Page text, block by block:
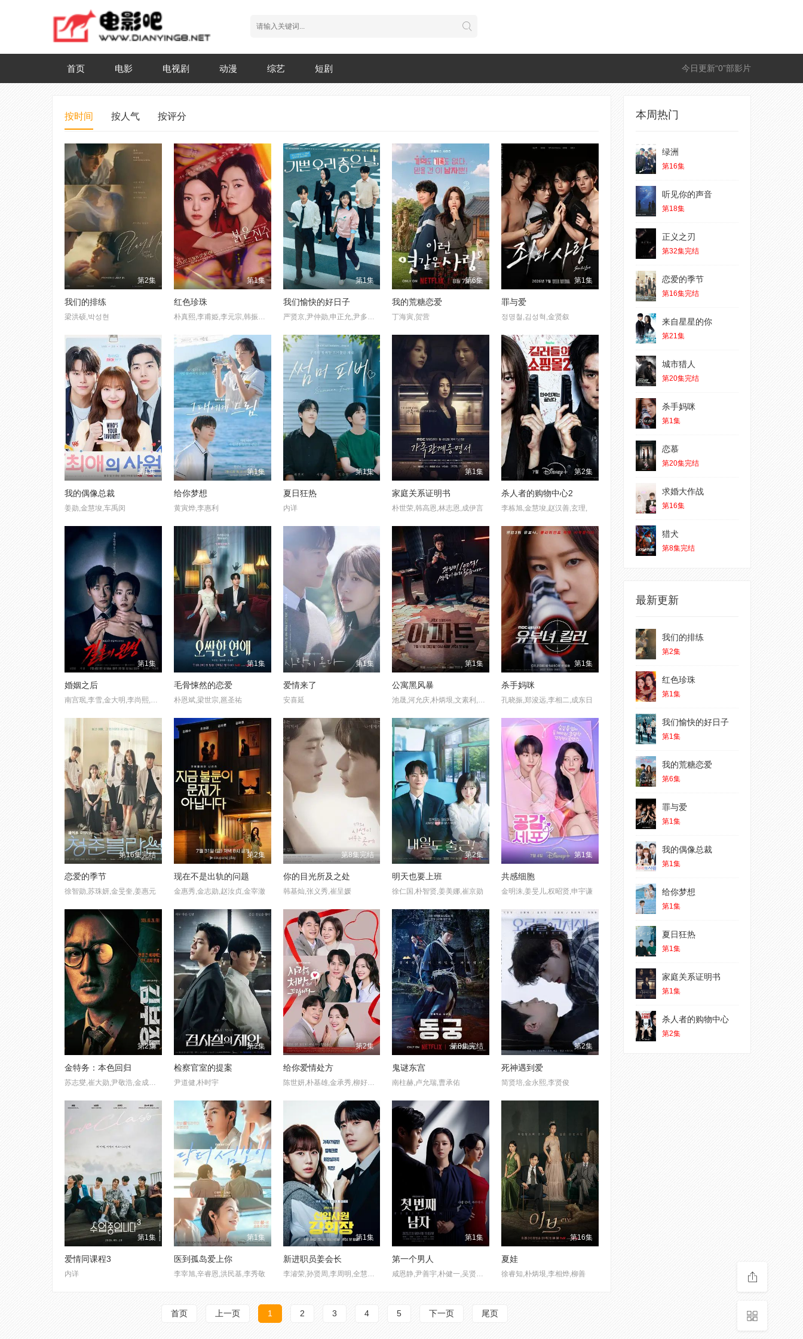
今日更新“0”部影片
首页 电影 电视剧 动漫 综艺 短剧
按时间 按人气 按评分
第2集
我们的排练
梁洪硕,박성현
第1集
红色珍珠
朴真熙,李甫姫,李元宗,韩振熙,李应敬,李代延,金惠仙,金宣敬,이정용,채빈
第1集
我们愉快的好日子
严贤京,尹仲勋,申正允,尹多英,金惠玉,鲜于在德,尹多勋,文喜京,李商淑,郑孝彬,李家豪,郑永琡
第6集
我的荒糖恋爱
丁海寅,贺营
第1集
罪与爱
정명철,김성혁,金贤叙
第1集
我的偶像总裁
姜勋,金慧埈,车禹闵
第1集
给你梦想
黄寅烨,李惠利
第1集
夏日狂热
内详
第1集
家庭关系证明书
朴世荣,韩高恩,林志恩,成伊言
第2集
杀人者的购物中心2
李栋旭,金慧埈,赵汉善,玄理,
第1集
婚姻之后
第1集
毛骨悚然的恋爱
朴恩斌,梁世宗,邕圣祐
第1集
爱情来了
安喜延
第1集
公寓黑风暴
第1集
杀手妈咪
孔晓振,郑浚远,李相二,成东日
第16集完结
恋爱的季节
徐智勋,苏珠妍,金旻奎,姜惠元
第2集
现在不是出轨的问题
金惠秀,金志勋,赵汝贞,金宰澈
第8集完结
你的目光所及之处
韩基灿,张义秀,崔呈媛
第2集
明天也要上班
徐仁国,朴智贤,姜美娜,崔京勋
第1集
共感细胞
金明洙,姜旻儿,权昭贤,申宇谦
第2集
金特务：本色回归
苏志燮,崔大勋,尹敬浩,金成圭,孙娜恩
第2集
检察官室的提案
尹道健,朴时宇
第2集
给你爱情处方
陈世妍,朴基雄,金承秀,柳好贞,金炯默,苏怡贤,金美淑,朱进模,崔大哲,赵美玲,金先彬,尹瑞娥,金振烨,郑艺素
第8集完结
鬼谜东宫
南柱赫,卢允瑞,曹承佑
第2集
死神遇到爱
简贤培,金永熙,李贤俊
第1集
爱情同课程3
内详
第1集
医到孤岛爱上你
李宰旭,辛睿恩,洪民基,李秀敬
第1集
新进职员姜会长
李濬荣,孙贤周,李周明,全慧珍,晋久
第1集
第一个男人
咸恩静,尹善宇,朴健一,吴贤庆,김민설,李起昶
第16集
夏娃
徐睿知,朴炳垠,李相烨,柳善
首页 上一页 1 2 3 4 5 下一页 尾页
本周热门
绿洲
第16集
听见你的声音
第18集
正义之刃
第32集完结
恋爱的季节
第16集完结
来自星星的你
第21集
城市猎人
第20集完结
杀手妈咪
第1集
恋慕
第20集完结
求婚大作战
第16集
猎犬
第8集完结
最新更新
我们的排练
第2集
红色珍珠
第1集
我们愉快的好日子
第1集
我的荒糖恋爱
第6集
罪与爱
第1集
我的偶像总裁
第1集
给你梦想
第1集
夏日狂热
第1集
家庭关系证明书
第1集
杀人者的购物中心
第2集